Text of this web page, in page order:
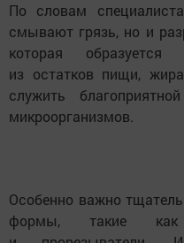
По словам
смывают грязь, но и
которая
из остатков пищи,
служить
микроорганизмов.
Особенно важно
формы, такие как